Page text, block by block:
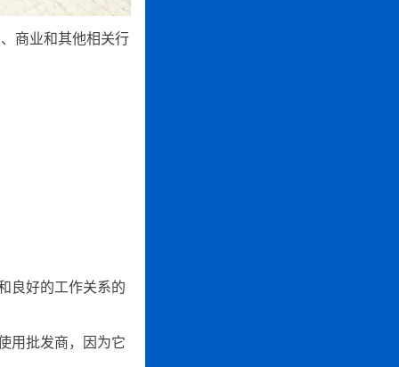
商业和其他相关行
良好的工作关系的
用批发商，因为它